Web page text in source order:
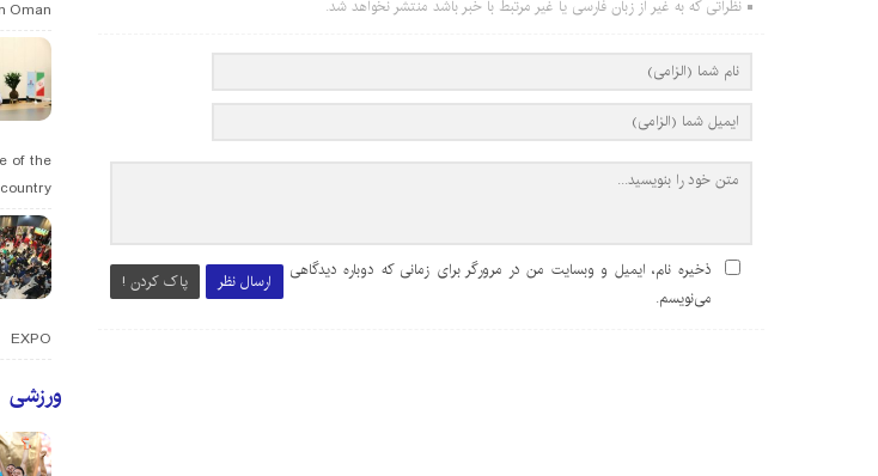
نظراتی که به غیر از زبان فارسی یا غیر مرتبط با خبر باشد منتشر نخواهد شد.
ارسال نظر پاک کردن !
ذخیره نام، ایمیل و وبسایت من در مرورگر برای زمانی که دوباره دیدگاهی
می‌نویسم.
Oman
of the
country
EXPO
ورزشی